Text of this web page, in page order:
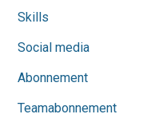
Skills
Social media
Abonnement
Teamabonnement